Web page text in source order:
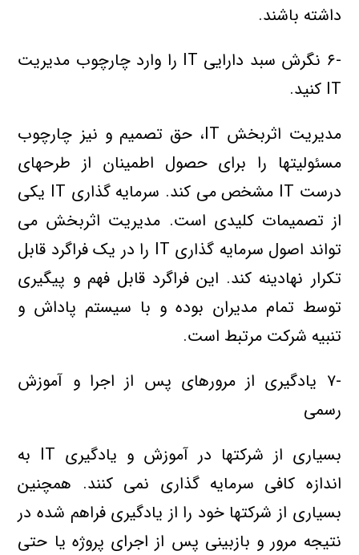
داشته باشند.
-۶ نگرش سبد دارايي IT را وارد چارچوب مديريت
IT کنيد.
مديريت اثربخش IT، حق تصميم و نيز چارچوب
مسئوليتها را براي حصول اطمينان از طرحهاي
درست IT مشخص مي کند. سرمايه گذاري IT يکي
از تصميمات کليدي است. مديريت اثربخش مي
تواند اصول سرمايه گذاري IT را در يک فراگرد قابل
تکرار نهادينه کند. اين فراگرد قابل فهم و پيگيري
توسط تمام مديران بوده و با سيستم پاداش و
تنبيه شرکت مرتبط است.
-۷ يادگيري از مرورهاي پس از اجرا و آموزش
رسمي
بسياري از شرکتها در آموزش و يادگيري IT به
اندازه کافي سرمايه گذاري نمي کنند. همچنين
بسياري از شرکتها خود را از يادگيري فراهم شده در
نتيجه مرور و بازبيني پس از اجراي پروژه يا حتي